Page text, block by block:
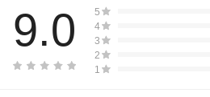
9.0
5
4
3
2
1